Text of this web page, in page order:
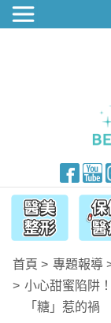
醫美整形
首頁 專題報導
小心甜蜜陷阱
「糖」惹的禍